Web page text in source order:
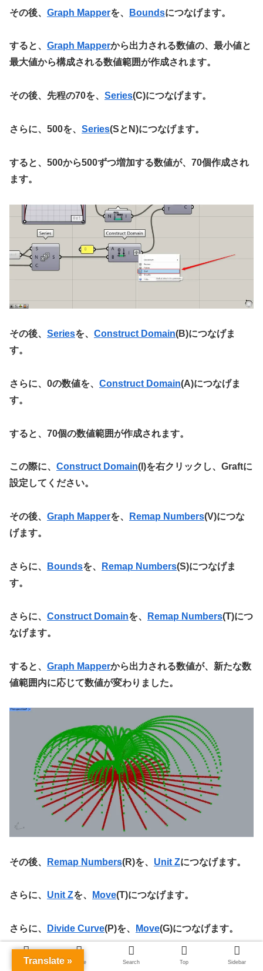
その後、 Graph Mapperを、 Boundsにつなげます。
すると、 Graph Mapperから出力される数値の、最小値と
最大値から構成される数値範囲が作成されます。
その後、先程の70を、 Series(C)につなげます。
さらに、500を、 Series(SとN)につなげます。
すると、500から500ずつ増加する数値が、70個作成され
ます。
その後、 Seriesを、 Construct Domain(B)につなげま
す。
さらに、0の数値を、 Construct Domain(A)につなげま
す。
すると、70個の数値範囲が作成されます。
この際に、 Construct Domain(I)を右クリックし、Graftに
設定してください。
その後、 Graph Mapperを、 Remap Numbers(V)につな
げます。
さらに、 Boundsを、 Remap Numbers(S)につなげま
す。
さらに、 Construct Domainを、 Remap Numbers(T)につ
なげます。
すると、 Graph Mapperから出力される数値が、新たな数
値範囲内に応じて数値が変わりました。
その後、 Remap Numbers(R)を、 Unit Zにつなげます。
さらに、 Unit Zを、 Move(T)につなげます。
さらに、 Divide Curve(P)を、 Move(G)につなげます。
すると、上の画像のように、点が弧を描くように移動しま
Menu Home Search Top Sidebar
Translate »